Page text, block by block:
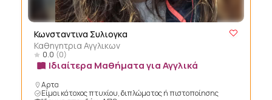
Κωνσταντινα Συλιογκα
Καθηγητρια Αγγλικων
0.0 (0)
Ιδιαίτερα Μαθήματα για Αγγλικά
Αρτα
Είμαι κάτοχος πτυχίου, διπλώματος ή πιστοποίησης